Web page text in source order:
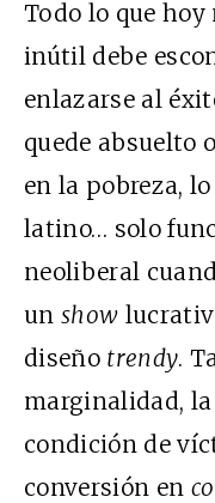
Todo lo que hoy
inútil debe
enlazarse al
quede absuelto
en la pobreza,
latino… solo
neoliberal
unshow
diseño trendy.
marginalidad,
condición de
conversión en